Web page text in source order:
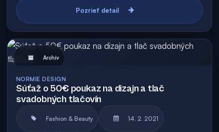
Pozrieť detail
Archív
NORMIE DESIGN
Súťaž o 50€ poukaz na dizajn a tlač
svadobných tlačovín
Fashion & Beauty 14. 2. 2021